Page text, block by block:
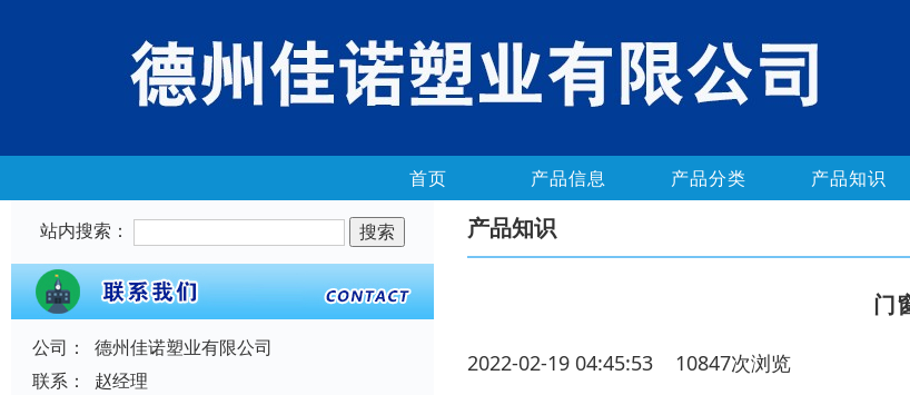
首页 产品信息 产品分类 产品知识
站内搜索：
公司：
德州佳诺塑业有限公司
联系：
赵经理
产品知识
门
2022-02-19 04:45:53 10847次浏览